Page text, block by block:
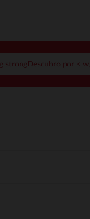
strongDescubro por <